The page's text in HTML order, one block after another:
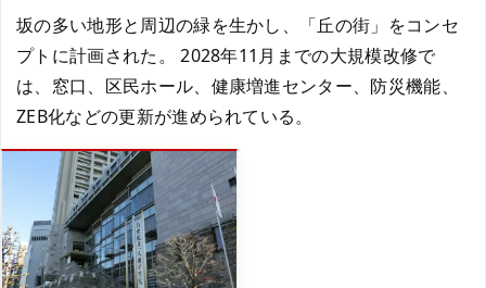
坂の多い地形と周辺の緑を生かし、「丘の街」をコンセ
プトに計画された。 2028年11月までの大規模改修で
は、窓口、区民ホール、健康増進センター、防災機能、
ZEB化などの更新が進められている。